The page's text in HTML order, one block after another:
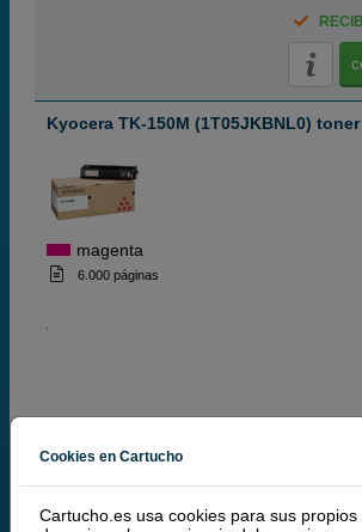
Kyocera TK-150M (1T05JKBNL0)
magenta
6.000 páginas
Cookies en Cartucho
Cartucho.es usa cookies para sus propios